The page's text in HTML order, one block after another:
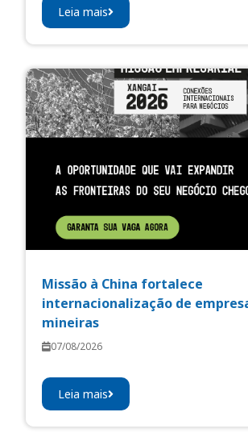
Leia mais
Missão à China fortalece
internacionalização de
mineiras
07/08/2026
Leia mais